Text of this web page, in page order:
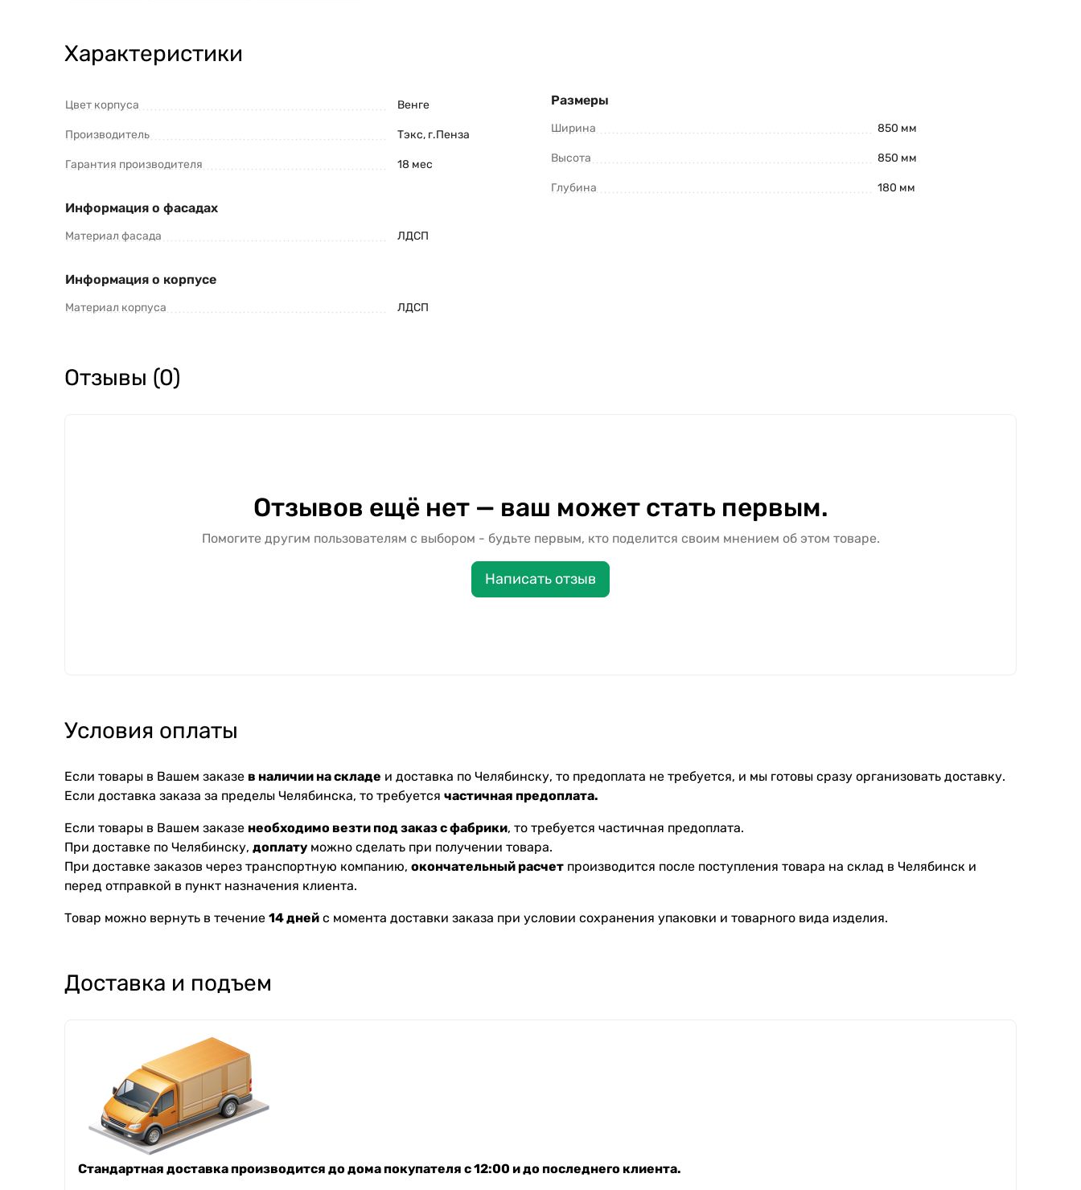
Характеристики
Цвет корпуса Венге
Производитель Тэкс, г.Пенза
Гарантия производителя 18 мес
Информация о фасадах
Материал фасада ЛДСП
Информация о корпусе
Материал корпуса ЛДСП
Размеры
Ширина 850 мм
Высота 850 мм
Глубина 180 мм
Отзывы (0)
Отзывов ещё нет — ваш может стать первым.
Помогите другим пользователям с выбором - будьте первым, кто поделится своим мнением об этом товаре.
Написать отзыв
Условия оплаты
Если товары в Вашем заказе в наличии на складе и доставка по Челябинску, то предоплата не требуется, и мы готовы сразу организовать доставку.
Если доставка заказа за пределы Челябинска, то требуется частичная предоплата.
Если товары в Вашем заказе необходимо везти под заказ с фабрики, то требуется частичная предоплата.
При доставке по Челябинску, доплату можно сделать при получении товара.
При доставке заказов через транспортную компанию, окончательный расчет производится после поступления товара на склад в Челябинск и
перед отправкой в пункт назначения клиента.
Товар можно вернуть в течение 14 дней с момента доставки заказа при условии сохранения упаковки и товарного вида изделия.
Доставка и подъем
Стандартная доставка производится до дома покупателя с 12:00 и до последнего клиента.